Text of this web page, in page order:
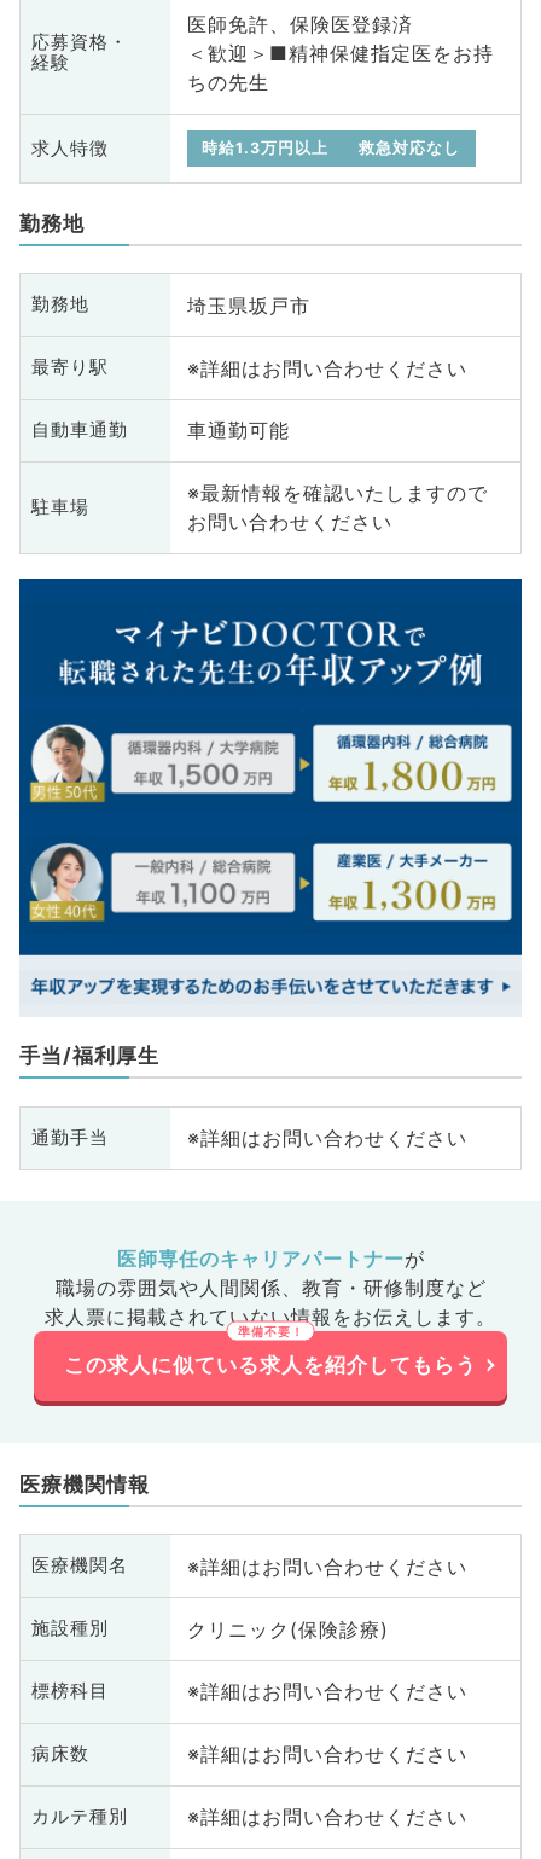
応募資格・
経験
医師免許、保険医登録済
＜歓迎＞■精神保健指定医をお持
ちの先生
求人特徴 時給1.3万円以上 救急対応なし
勤務地
勤務地 埼玉県坂戸市
最寄り駅 ※詳細はお問い合わせください
自動車通勤 車通勤可能
駐車場
※最新情報を確認いたしますので
お問い合わせください
手当/福利厚生
通勤手当 ※詳細はお問い合わせください
医師専任のキャリアパートナーが
職場の雰囲気や人間関係、 教育・研修制度など
求人票に掲載されていない情報をお伝えします。
この求人に似ている求人を紹介してもらう
医療機関情報
医療機関名 ※詳細はお問い合わせください
施設種別 クリニック(保険診療)
標榜科目 ※詳細はお問い合わせください
病床数 ※詳細はお問い合わせください
カルテ種別 ※詳細はお問い合わせください